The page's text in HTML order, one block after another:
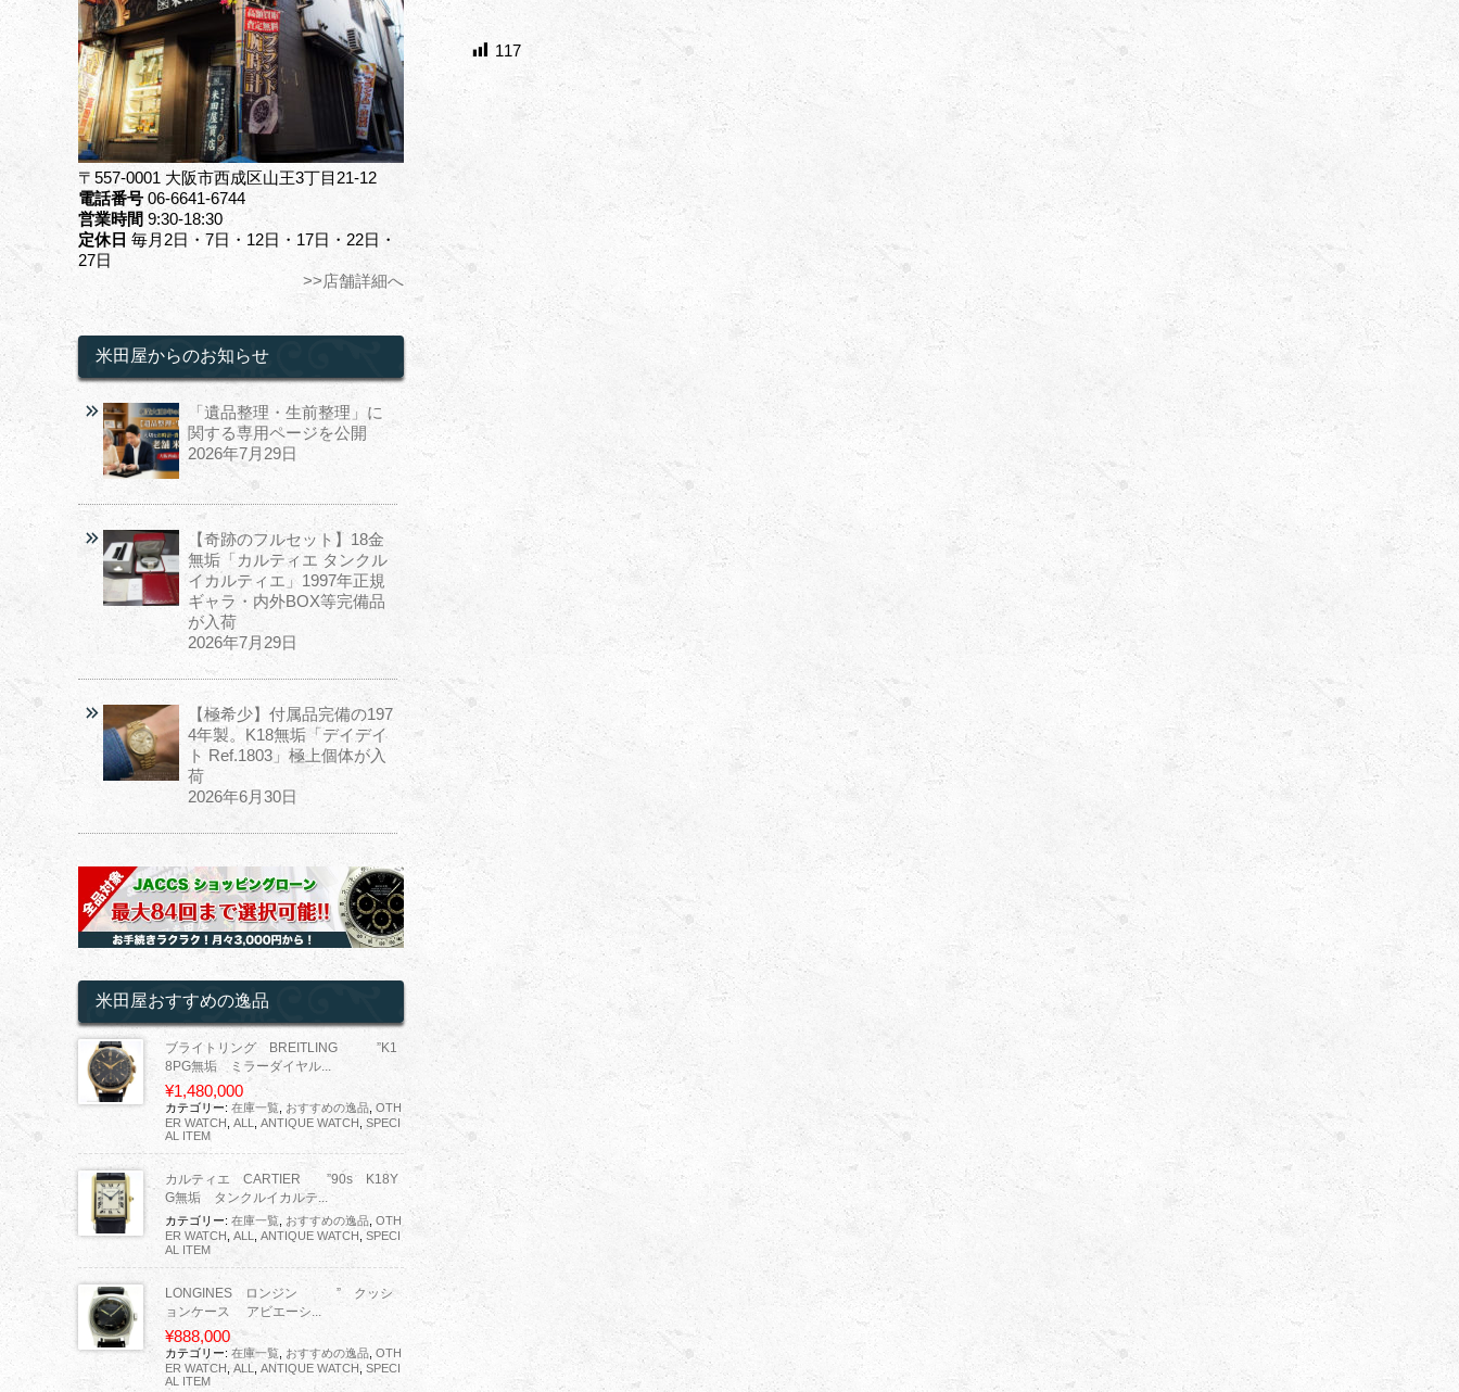
117
〒557-0001 大阪市西成区山王3丁目21-12
電話番号 06-6641-6744
営業時間 9:30-18:30
定休日 毎月2日・7日・12日・17日・22日・
27日
>>店舗詳細へ
米田屋からのお知らせ
「遺品整理・生前整理」に
関する専用ページを公開
2026年7月29日
【奇跡のフルセット】18金
無垢「カルティエ タンクル
イカルティエ」1997年正規
ギャラ・内外BOX等完備品
が入荷
2026年7月29日
【極希少】付属品完備の197
4年製。K18無垢「デイデイ
ト Ref.1803」極上個体が入
荷
2026年6月30日
米田屋おすすめの逸品
ブライトリング BREITLING ”K1
8PG無垢 ミラーダイヤル...
¥1,480,000
カテゴリー: 在庫一覧 おすすめの逸品 OTH
ER WATCH ALL ANTIQUE WATCH SPECI
AL ITEM
カルティエ CARTIER ”90s K18Y
G無垢 タンクルイカルテ...
カテゴリー: 在庫一覧 おすすめの逸品 OTH
ER WATCH ALL ANTIQUE WATCH SPECI
AL ITEM
LONGINES ロンジン ” クッシ
ョンケース アビエーシ...
¥888,000
カテゴリー: 在庫一覧 おすすめの逸品 OTH
ER WATCH ALL ANTIQUE WATCH SPECI
AL ITEM